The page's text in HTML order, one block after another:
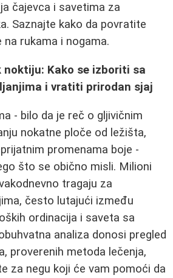
čajevca i savetima za
Saznajte kako da povratite
rukama i nogama.
noktiju: Kako se izboriti sa
i vratiti prirodan sjaj
- bilo da je reč o gljivičnim
nokatne ploče od ležišta,
promenama boje -
što se obično misli. Milioni
tragaju za
često lutajući između
ordinacija i saveta sa
analiza donosi pregled
proverenih metoda lečenja,
za negu koji će vam pomoći da